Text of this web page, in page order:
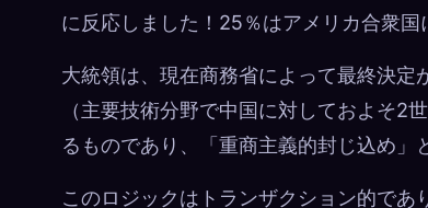
に反応しました！25％はアメリカ合衆国
大統領は、現在商務省によって最終決定
（主要技術分野で中国に対しておよそ2
るものであり、「重商主義的封じ込め」
このロジックはトランザクション的であ